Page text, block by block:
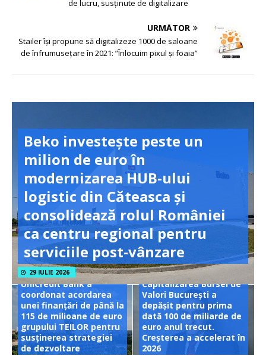
de lucru, susținute de digitalizare
URMĂTOR
Stailer își propune să digitalizeze 1000 de saloane
de înfrumusețare în 2021: ”Înlocuim pixul și foaia”
Beko investește peste un
milion de euro în
modernizarea HUB-ului
logistic din Căteasca și
consolidează rolul României
ca centru regional pentru
serviciile post-vânzare
29 IULIE 2026
UniCredit Bank a
coordonat acordarea
unei finanțări de până la
115 de milioane de euro
grupului TEILOR pentru
susținerea strategiei
de dezvoltare
Capitalizarea Bursei de
Valori București a
depășit pentru prima
dată 100 de miliarde de
euro anul trecut.
Creșterea a accelerat în
2026